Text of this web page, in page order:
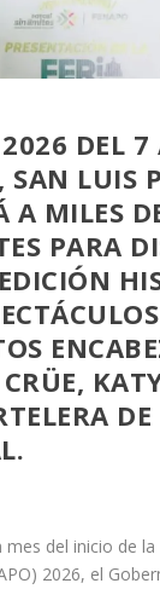
DEL 7
SAN LUIS
A MILES
PARA
mes del inicio de
2026, el